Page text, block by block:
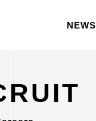
NEWS